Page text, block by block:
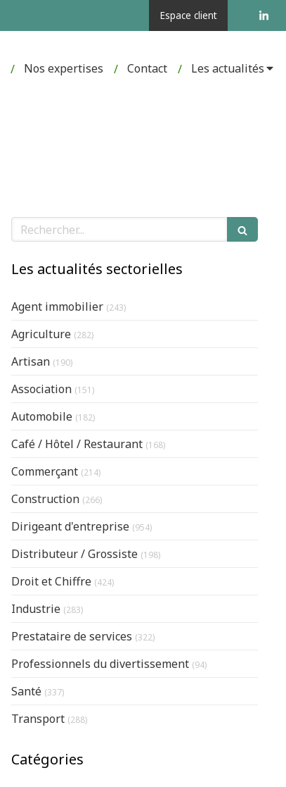
Espace client
Nos expertises Contact Les actualités
Rechercher
Les actualités sectorielles
Agent immobilier (243)Articles Count
Agriculture (282)Articles Count
Artisan (190)Articles Count
Association (151)Articles Count
Automobile (182)Articles Count
Café / Hôtel / Restaurant (168)Articles Count
Commerçant (214)Articles Count
Construction (266)Articles Count
Dirigeant d'entreprise (954)Articles Count
Distributeur / Grossiste (198)Articles Count
Droit et Chiffre (424)Articles Count
Industrie (283)Articles Count
Prestataire de services (322)Articles Count
Professionnels du divertissement (94)Articles Count
Santé (337)Articles Count
Transport (288)Articles Count
Catégories